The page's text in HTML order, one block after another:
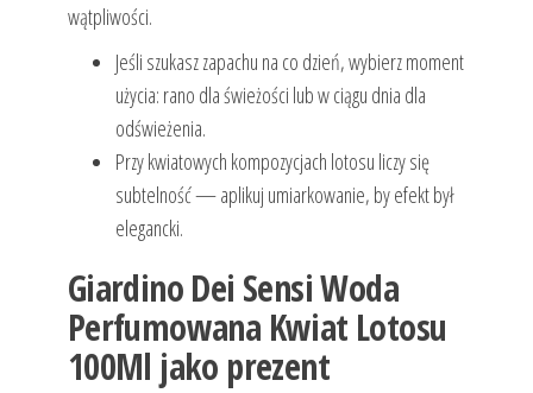
wątpliwości.
Jeśli szukasz zapachu na co dzień, wybierz moment
użycia: rano dla świeżości lub w ciągu dnia dla
odświeżenia.
Przy kwiatowych kompozycjach lotosu liczy się
subtelność — aplikuj umiarkowanie, by efekt był
elegancki.
Giardino Dei Sensi Woda
Perfumowana Kwiat Lotosu
100Ml jako prezent